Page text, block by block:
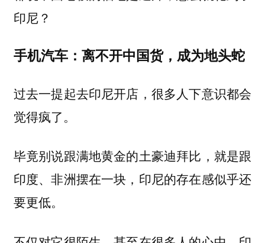
印尼？
手机汽车：离不开中国货，成为地头蛇
过去一提起去印尼开店，很多人下意识都会
觉得疯了。
毕竟别说跟满地黄金的土豪迪拜比，就是跟
印度、非洲摆在一块，印尼的存在感似乎还
要更低。